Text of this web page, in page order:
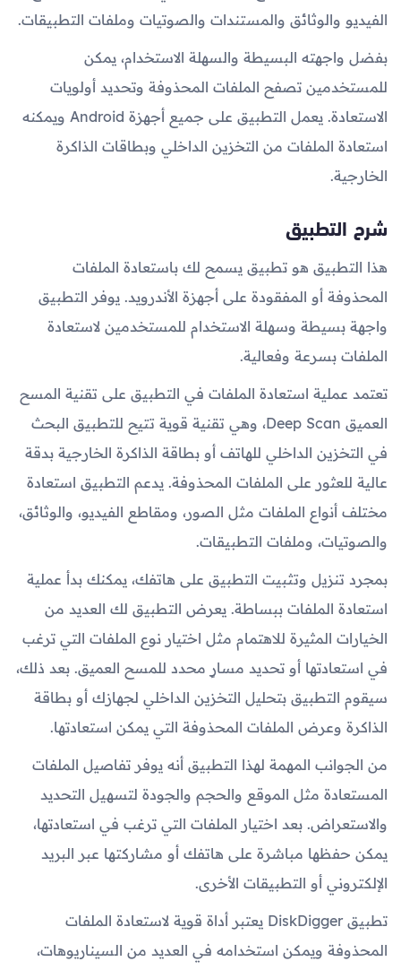
الفيديو والوثائق والمستندات والصوتيات وملفات التطبيقات.
بفضل واجهته البسيطة والسهلة الاستخدام، يمكن
للمستخدمين تصفح الملفات المحذوفة وتحديد أولويات
الاستعادة. يعمل التطبيق على جميع أجهزة Android ويمكنه
استعادة الملفات من التخزين الداخلي وبطاقات الذاكرة
الخارجية.
شرح التطبيق
هذا التطبيق هو تطبيق يسمح لك باستعادة الملفات
المحذوفة أو المفقودة على أجهزة الأندرويد. يوفر التطبيق
واجهة بسيطة وسهلة الاستخدام للمستخدمين لاستعادة
الملفات بسرعة وفعالية.
تعتمد عملية استعادة الملفات في التطبيق على تقنية المسح
العميق Deep Scan، وهي تقنية قوية تتيح للتطبيق البحث
في التخزين الداخلي للهاتف أو بطاقة الذاكرة الخارجية بدقة
عالية للعثور على الملفات المحذوفة. يدعم التطبيق استعادة
مختلف أنواع الملفات مثل الصور، ومقاطع الفيديو، والوثائق،
والصوتيات، وملفات التطبيقات.
بمجرد تنزيل وتثبيت التطبيق على هاتفك، يمكنك بدأ عملية
استعادة الملفات ببساطة. يعرض التطبيق لك العديد من
الخيارات المثيرة للاهتمام مثل اختيار نوع الملفات التي ترغب
في استعادتها أو تحديد مسارٍ محدد للمسح العميق. بعد ذلك،
سيقوم التطبيق بتحليل التخزين الداخلي لجهازك أو بطاقة
الذاكرة وعرض الملفات المحذوفة التي يمكن استعادتها.
من الجوانب المهمة لهذا التطبيق أنه يوفر تفاصيل الملفات
المستعادة مثل الموقع والحجم والجودة لتسهيل التحديد
والاستعراض. بعد اختيار الملفات التي ترغب في استعادتها،
يمكن حفظها مباشرة على هاتفك أو مشاركتها عبر البريد
الإلكتروني أو التطبيقات الأخرى.
تطبيق DiskDigger يعتبر أداة قوية لاستعادة الملفات
المحذوفة ويمكن استخدامه في العديد من السيناريوهات،